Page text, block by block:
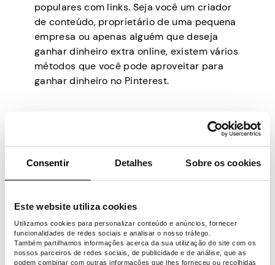
Consentir Detalhes Sobre os cookies
Este website utiliza cookies
Utilizamos cookies para personalizar conteúdo e anúncios, fornecer
funcionalidades de redes sociais e analisar o nosso tráfego.
Também partilhamos informações acerca da sua utilização do site com os
nossos parceiros de redes sociais, de publicidade e de análise, que as
podem combinar com outras informações que lhes forneceu ou recolhidas
populares com links. Seja você um criador
de conteúdo, proprietário de uma pequena
empresa ou apenas alguém que deseja
ganhar dinheiro extra online, existem vários
métodos que você pode aproveitar para
ganhar dinheiro no Pinterest.
Método 1: Marketing
de afiliados
dinheiro no Pinterest, o marketing de
sua presença. Tanto que mais de 42% dos
profissionais de marketing de afiliados
usam o Pinterest para marketing de